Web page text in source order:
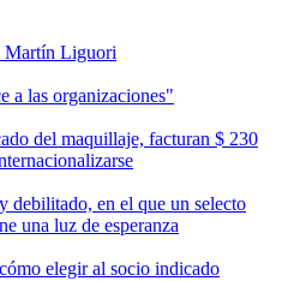
Martín Liguori
a las organizaciones"
del maquillaje, facturan $ 230
debilitado, en el que un selecto
una luz de esperanza
elegir al socio indicado